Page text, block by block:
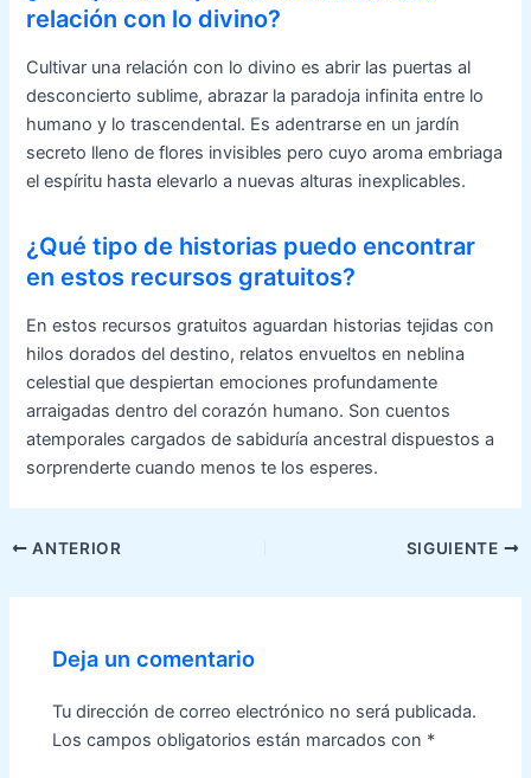
relación con lo divino?
Cultivar una relación con lo divino es abrir las puertas al
desconcierto sublime, abrazar la paradoja infinita entre lo
humano y lo trascendental. Es adentrarse en un jardín
secreto lleno de flores invisibles pero cuyo aroma embriaga
el espíritu hasta elevarlo a nuevas alturas inexplicables.
¿Qué tipo de historias puedo encontrar
en estos recursos gratuitos?
En estos recursos gratuitos aguardan historias tejidas con
hilos dorados del destino, relatos envueltos en neblina
celestial que despiertan emociones profundamente
arraigadas dentro del corazón humano. Son cuentos
atemporales cargados de sabiduría ancestral dispuestos a
sorprenderte cuando menos te los esperes.
Navegación
entradas
ANTERIOR SIGUIENTE
Deja un comentario
Tu dirección de correo electrónico no será publicada.
Los campos obligatorios están marcados con *